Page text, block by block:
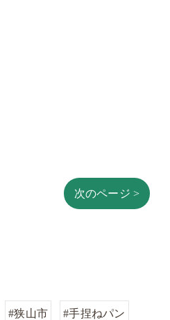
次のページ >
#狭山市 #手捏ねパン